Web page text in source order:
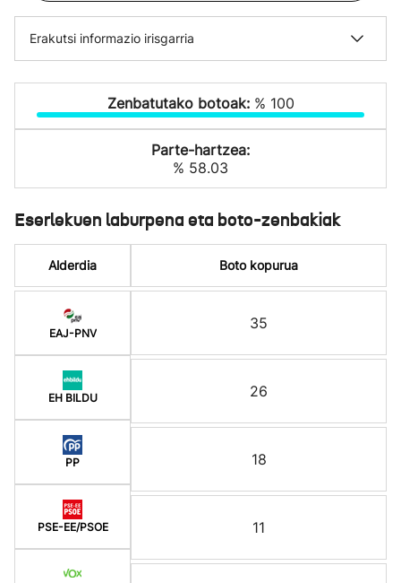
Erakutsi informazio irisgarria
Zenbatutako botoak: % 100
Parte-hartzea:
% 58.03
Eserlekuen laburpena eta boto-zenbakiak
Alderdia
EAJ-PNV
EH BILDU
PP
PSE-EE/PSOE
Boto kopurua
35
26
18
11